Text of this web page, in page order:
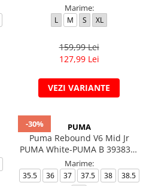
Marime:
L M S XL
159,99 Lei
127,99 Lei
VEZI VARIANTE
-30% PUMA
Puma Rebound V6 Mid Jr
PUMA White-PUMA B 393831-
01
Marime:
35.5 36 37 37.5 38
38.5